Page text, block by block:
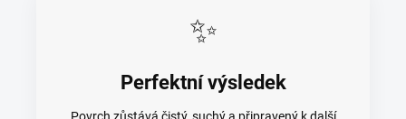
✨
Perfektní výsledek